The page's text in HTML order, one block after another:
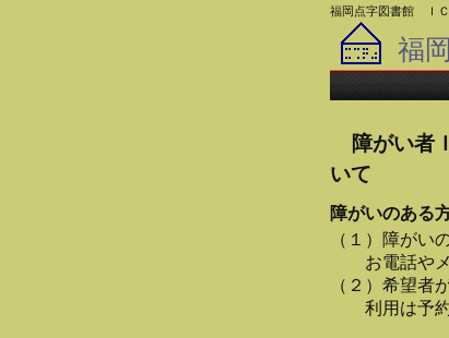
福岡点字図書館 ＩＣ
福
障がい者
いて
障がいのある
（１）障がい
お電話やメ
（２）希望者
利用は予約